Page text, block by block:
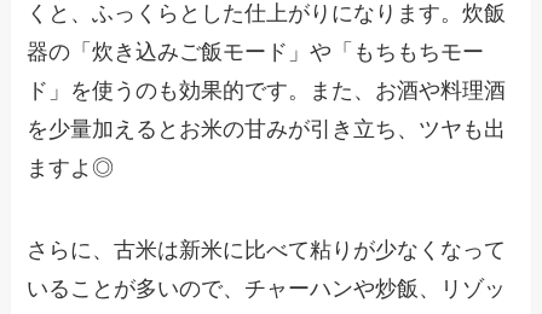
くと、ふっくらとした仕上がりになります。炊飯
器の「炊き込みご飯モード」や「もちもちモー
ド」を使うのも効果的です。また、お酒や料理酒
を少量加えるとお米の甘みが引き立ち、ツヤも出
ますよ◎
さらに、古米は新米に比べて粘りが少なくなって
いることが多いので、チャーハンや炒飯、リゾッ